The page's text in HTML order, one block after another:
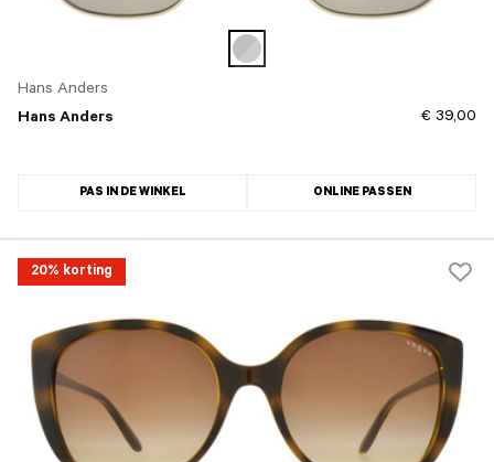
Hans Anders
Hans Anders
€ 39,00
PAS IN DE WINKEL ONLINE PASSEN
20% korting